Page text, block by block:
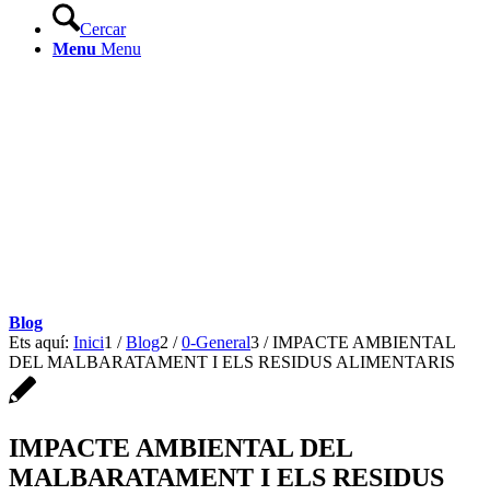
Cercar
Menu Menu
Blog
Ets aquí: Inici1 / Blog2 / 0-General3 / IMPACTE AMBIENTAL
DEL MALBARATAMENT I ELS RESIDUS ALIMENTARIS
IMPACTE AMBIENTAL DEL
MALBARATAMENT I ELS RESIDUS